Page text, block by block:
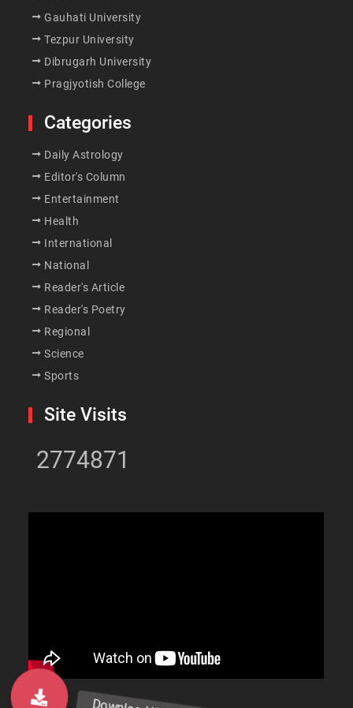
Gauhati University
Tezpur University
Dibrugarh University
Pragjyotish College
Categories
Daily Astrology
Editor's Column
Entertainment
Health
International
National
Reader's Article
Reader's Poetry
Regional
Science
Sports
Site Visits
2774871